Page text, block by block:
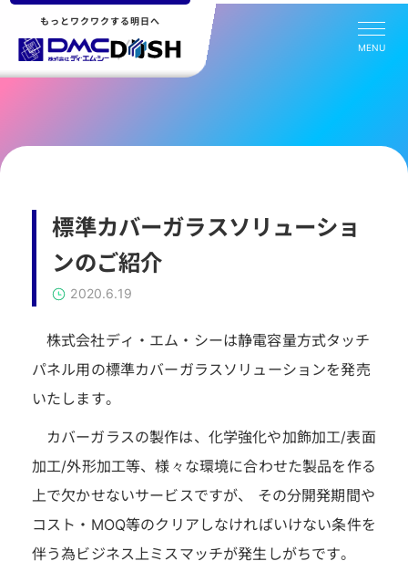
もっとワクワクする明日へ
MENU
標準カバーガラスソリューショ
ンのご紹介
2020.6.19
株式会社ディ・エム・シーは静電容量方式タッチ
パネル用の標準カバーガラスソリューションを発売
いたします。
カバーガラスの製作は、化学強化や加飾加工/表面
加工/外形加工等、様々な環境に合わせた製品を作る
上で欠かせないサービスですが、 その分開発期間や
コスト・MOQ等のクリアしなければいけない条件を
伴う為ビジネス上ミスマッチが発生しがちです。